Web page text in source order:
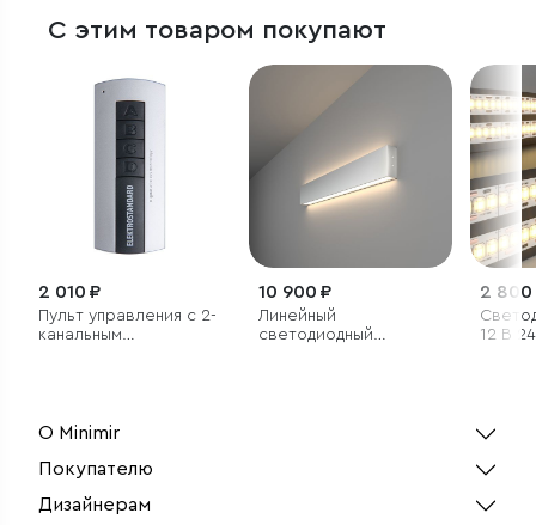
С этим товаром покупают
2 010 ₽
Пульт управления с 2-
канальным
10 900 ₽
Линейный
светодиодный
2 800
12 В
О Minimir
Покупателю
Дизайнерам